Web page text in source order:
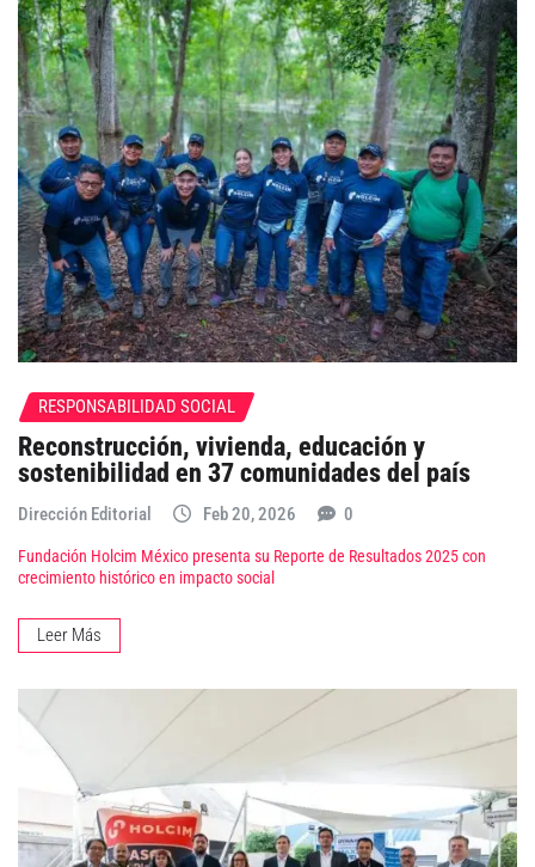
RESPONSABILIDAD SOCIAL
Reconstrucción, vivienda, educación y
sostenibilidad en 37 comunidades del país
Dirección Editorial Feb 20, 2026 0
Fundación Holcim México presenta su Reporte de Resultados 2025 con
crecimiento histórico en impacto social
Leer Más